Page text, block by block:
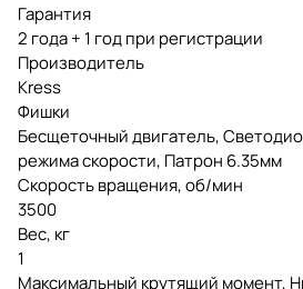
Гарантия
2 года + 1 год при регистрации
Производитель
Kress
Фишки
Бесщеточный двигатель,
режима скорости, Патрон 6.35мм
Скорость вращения, об/мин
3500
Вес, кг
1
Максимальный крутящий момент,